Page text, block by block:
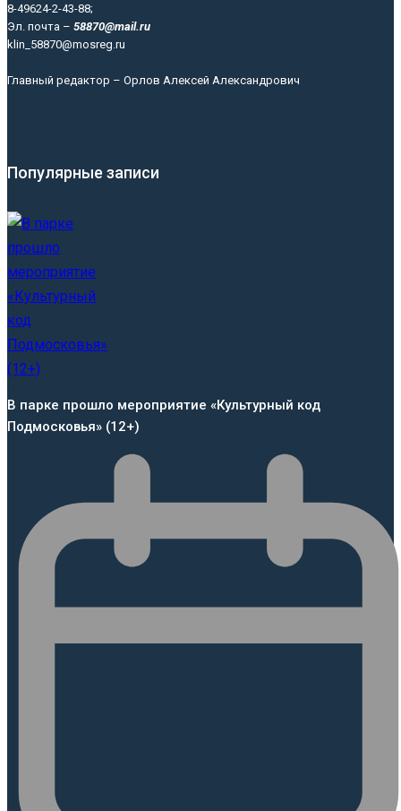
8-49624-2-43-88;
Эл. почта – 58870@mail.ru
klin_58870@mosreg.ru
Главный редактор – Орлов Алексей Александрович
Популярные записи
В парке прошло мероприятие «Культурный код
Подмосковья» (12+)